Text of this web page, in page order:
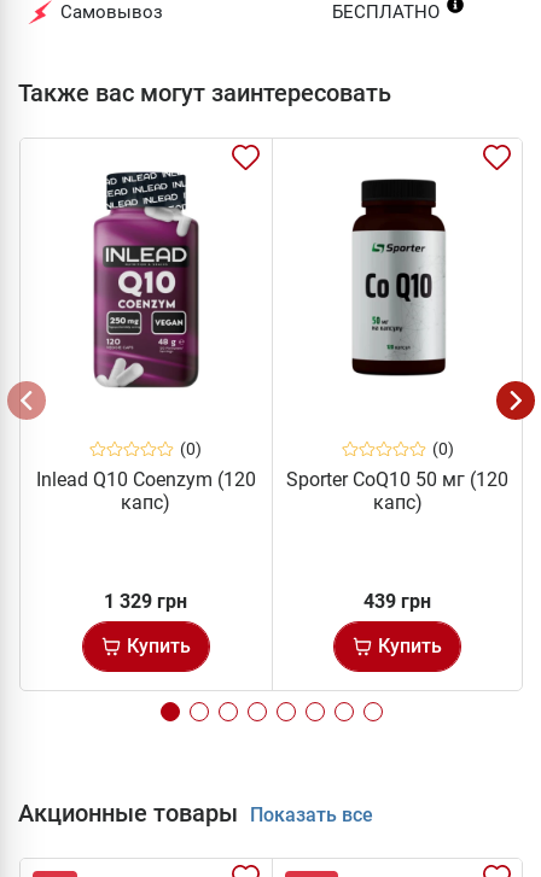
Самовывоз БЕСПЛАТНО
Также вас могут заинтересовать
(0)
Inlead Q10 Coenzym (120
капс)
1 329 грн
Купить
(0)
Sporter CoQ10 50 мг (120
капс)
439 грн
Купить
Акционные товары Показать все